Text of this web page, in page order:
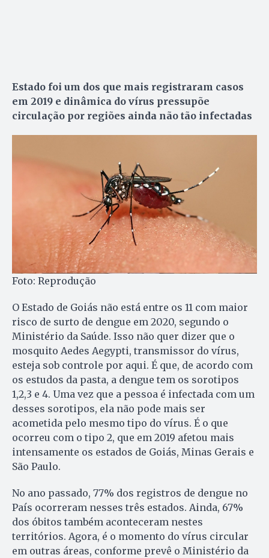
Estado foi um dos que mais registraram casos
em 2019 e dinâmica do vírus pressupõe
circulação por regiões ainda não tão infectadas
Foto: Reprodução
O Estado de Goiás não está entre os 11 com maior
risco de surto de dengue em 2020, segundo o
Ministério da Saúde. Isso não quer dizer que o
mosquito Aedes Aegypti, transmissor do vírus,
esteja sob controle por aqui. É que, de acordo com
os estudos da pasta, a dengue tem os sorotipos
1,2,3 e 4. Uma vez que a pessoa é infectada com um
desses sorotipos, ela não pode mais ser
acometida pelo mesmo tipo do vírus. É o que
ocorreu com o tipo 2, que em 2019 afetou mais
intensamente os estados de Goiás, Minas Gerais e
São Paulo.
No ano passado, 77% dos registros de dengue no
País ocorreram nesses três estados. Ainda, 67%
dos óbitos também aconteceram nestes
territórios. Agora, é o momento do vírus circular
em outras áreas, conforme prevê o Ministério da